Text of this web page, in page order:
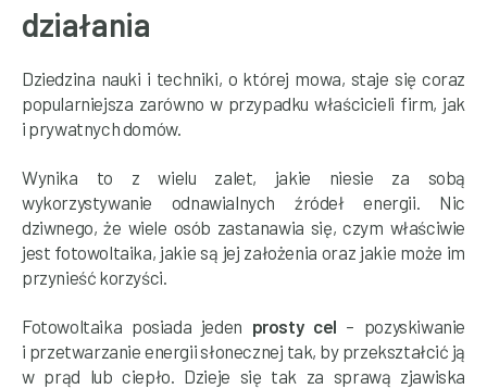
działania
Dziedzina nauki i techniki, o której mowa, staje się coraz
popularniejsza zarówno w przypadku właścicieli firm, jak
i prywatnych domów.
Wynika to z wielu zalet, jakie niesie za sobą
wykorzystywanie odnawialnych źródeł energii. Nic
dziwnego, że wiele osób zastanawia się, czym właściwie
jest fotowoltaika, jakie są jej założenia oraz jakie może im
przynieść korzyści.
Fotowoltaika posiada jeden prosty cel – pozyskiwanie
i przetwarzanie energii słonecznej tak, by przekształcić ją
w prąd lub ciepło. Dzieje się tak za sprawą zjawiska